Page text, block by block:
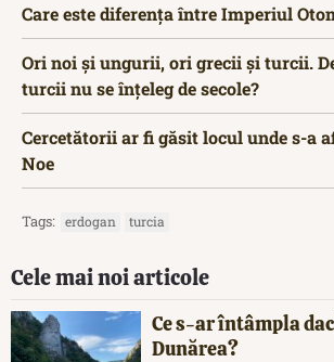
Care este diferența între Imperiul
Ori noi și ungurii, ori grecii și turcii.
turcii nu se înțeleg de secole?
Cercetătorii ar fi găsit locul unde s-a
Noe
Tags: erdogan turcia
Cele mai noi articole
Ce s-ar întâmpla
Dunărea?